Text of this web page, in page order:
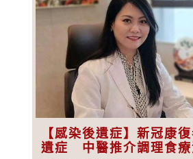
【感染後遺症】新冠康
遺症 中醫推介調理食療